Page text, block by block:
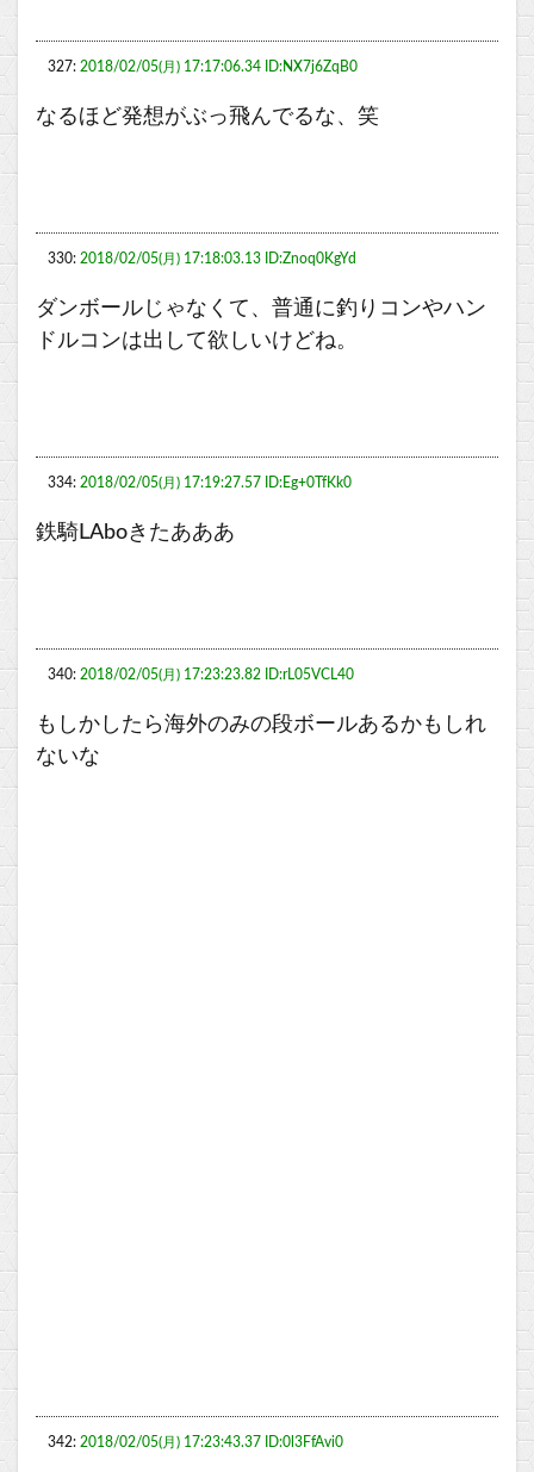
327: 2018/02/05(月) 17:17:06.34 ID:NX7j6ZqB0
なるほど発想がぶっ飛んでるな、笑
330: 2018/02/05(月) 17:18:03.13 ID:Znoq0KgYd
ダンボールじゃなくて、普通に釣りコンやハン
ドルコンは出して欲しいけどね。
334: 2018/02/05(月) 17:19:27.57 ID:Eg+0TfKk0
鉄騎LAboきたあああ
340: 2018/02/05(月) 17:23:23.82 ID:rL05VCL40
もしかしたら海外のみの段ボールあるかもしれ
ないな
342: 2018/02/05(月) 17:23:43.37 ID:0l3FfAvi0